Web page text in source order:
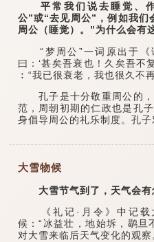
平常我们说去睡觉、作
公”或“去见周公”，例如我们
周公（睡觉）。”为什么会有
“梦周公”一词原出于《
曰：‘甚矣吾衰也！久矣吾不
︰“我已很衰老，我也很久不
孔子是十分敬重周公的，
范，周朝初期的仁政也是孔
身倡导周公的礼乐制度。孔子
大雪物候
大雪节气到了，天气会有
《礼记·月令》中记载
候：“冰益壮，地始坼，鹖旦
对大雪来临后天气变化的观察